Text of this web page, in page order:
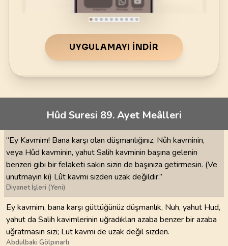
UYGULAMAYI İNDIR
Hûd Suresi 89. Ayet Meâlleri
“Ey Kavmim! Bana karşı olan düşmanlığınız, Nûh kavminin,
veya Hûd kavminin, yahut Salih kavminin başına gelenin
benzeri gibi bir felaketi sakın sizin de başınıza getirmesin. (Ve
unutmayın ki) Lût kavmi sizden uzak değildir.”
Diyanet İşleri (Yeni)
Ey kavmim, bana karşı güttüğünüz düşmanlık, Nuh, yahut Hud,
yahut da Salih kavimlerinin uğradıkları azaba benzer bir azaba
uğratmasın sizi; Lut kavmi de uzak değil sizden.
Abdulbaki Gölpınarlı